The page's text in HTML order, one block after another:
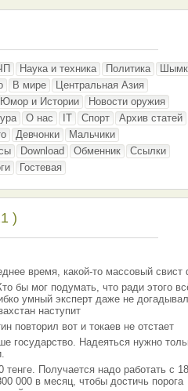
Наука и техника Политика
В мире
Центральная Азия
Юмор и Истории
Новости оружия
О нас IT Спорт
Архив статей
Девчонки
Мальчики
Download Обменник
Ссылки
Гостевая
)
время, какой-то массовый свист
бы мог подумать, что ради этого
умный эксперт даже не
наступит
повторил вот и токаев не отстает
государство. Надеяться нужно
тенге. Получается надо работать с
000 в месяц, чтобы достичь порога